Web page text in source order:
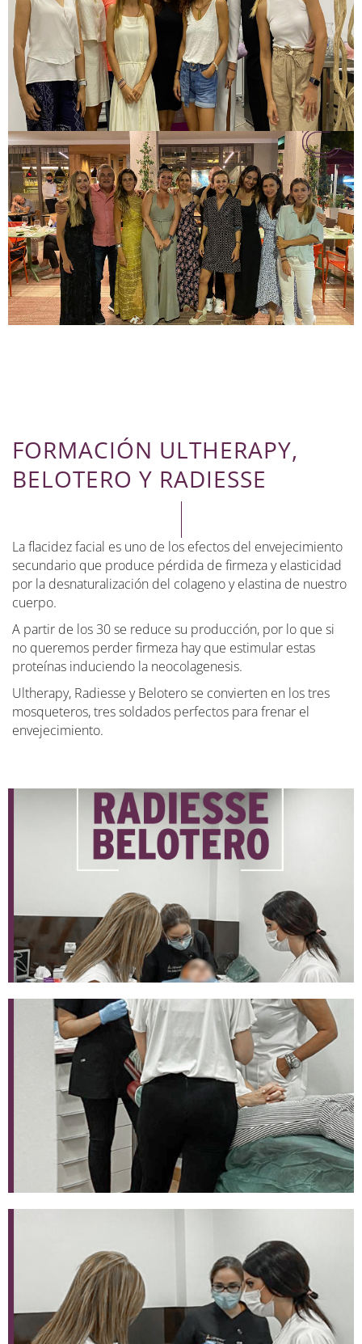
FORMACIÓN ULTHERAPY,
BELOTERO Y RADIESSE
La flacidez facial es uno de los efectos del envejecimiento
secundario que produce pérdida de firmeza y elasticidad
por la desnaturalización del colageno y elastina de nuestro
cuerpo.
A partir de los 30 se reduce su producción, por lo que si
no queremos perder firmeza hay que estimular estas
proteínas induciendo la neocolagenesis.
Ultherapy, Radiesse y Belotero se convierten en los tres
mosqueteros, tres soldados perfectos para frenar el
envejecimiento.